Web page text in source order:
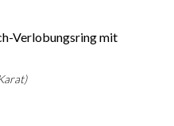
Verlobungsring mit